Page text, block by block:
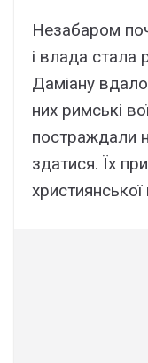
Незабаром
і влада стала
Даміану
них римські
постраждали
здатися. Їх